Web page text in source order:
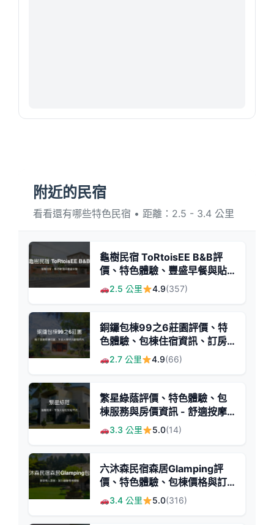
附近的民宿
看看還有哪些特色民宿 • 距離：2.5 - 3.4 公里
龜樹民宿 ToRtoisEE B&B評
價、特色體驗、豐盛早餐與貼
心服務 - 溫馨舒適的苗栗歸宿
2.5 公里 4.9(357)
銅鑼包棟99之6莊園評價、特
色體驗、包棟住宿資訊、訂房
連結 - 親子友善大草坪與KTV
2.7 公里 4.9(66)
繁星綠蔭評價、特色體驗、包
棟服務與房價資訊 - 舒適按摩
浴缸與親切主人
3.3 公里 5.0(14)
六沐森民宿森居Glamping評
價、特色體驗、包棟價格與訂
房資訊 - 豪華懶人露營與親友
3.4 公里 5.0(316)